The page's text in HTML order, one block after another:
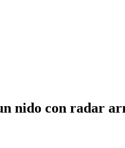
nido con radar